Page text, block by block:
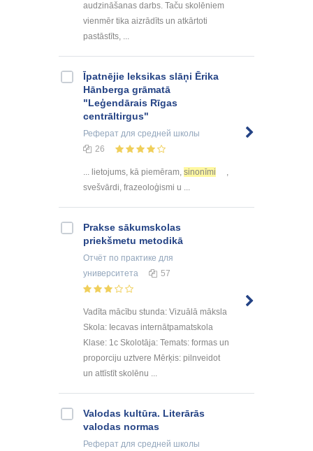
audzināšanas darbs. Taču skolēniem
vienmēr tika aizrādīts un atkārtoti
pastāstīts, ...
Īpatnējie leksikas slāņi Ērika
Hānberga grāmatā
"Leģendārais Rīgas
centrāltirgus"
Реферат для средней школы
26
... lietojums, kā piemēram, sinonīmi
,
svešvārdi, frazeoloģismi u ...
Prakse sākumskolas
priekšmetu metodikā
Отчёт по практике для
университета
57
Vadīta mācību stunda: Vizuālā māksla
Skola: Iecavas internātpamatskola
Klase: 1c Skolotāja: Temats: formas un
proporciju uztvere Mērķis: pilnveidot
un attīstīt skolēnu ...
Valodas kultūra. Literārās
valodas normas
Реферат для средней школы